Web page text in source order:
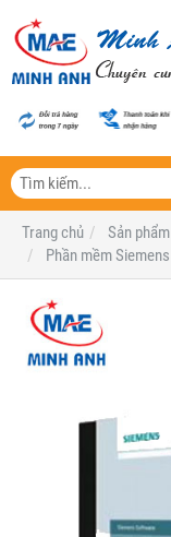
Trang chủ
Sản phẩm
Phần mềm Siemens